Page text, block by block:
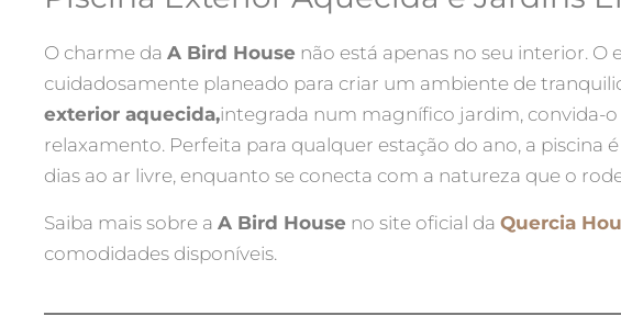
O charme da A Bird House não está apenas no seu interior. O
cuidadosamente planeado para criar um ambiente de
exterior aquecida,integrada num magnífico jardim, convida-
relaxamento. Perfeita para qualquer estação do ano, a piscina
dias ao ar livre, enquanto se conecta com a natureza que o
Saiba mais sobre a A Bird House no site oficial da Quercia
comodidades disponíveis.